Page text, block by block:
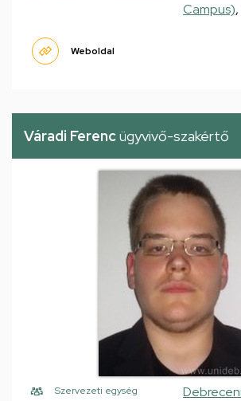
Campus)
Weboldal
Váradi Ferencügyvivő-szakértő
Szervezeti egység